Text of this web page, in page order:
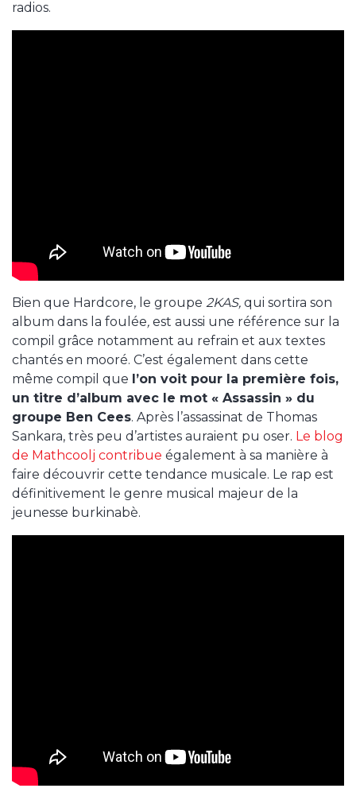
radios.
Bien que Hardcore, le groupe 2KAS, qui sortira son
album dans la foulée, est aussi une référence sur la
compil grâce notamment au refrain et aux textes
chantés en mooré. C’est également dans cette
même compil que l’on voit pour la première fois,
un titre d’album avec le mot « Assassin » du
groupe Ben Cees. Après l’assassinat de Thomas
Sankara, très peu d’artistes auraient pu oser. Le blog
de Mathcoolj contribue également à sa manière à
faire découvrir cette tendance musicale. Le rap est
définitivement le genre musical majeur de la
jeunesse burkinabè.